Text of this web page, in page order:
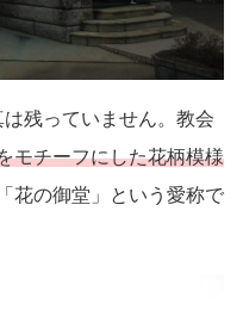
残っていません。教会
モチーフにした花柄模様
花の御堂」という愛称で